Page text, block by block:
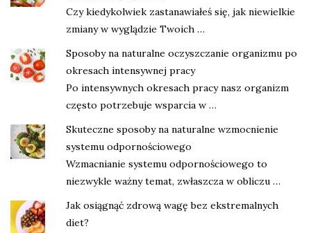
Czy kiedykolwiek zastanawiałeś się, jak niewielkie
zmiany w wyglądzie Twoich …
Sposoby na naturalne oczyszczanie organizmu po
okresach intensywnej pracy
Po intensywnych okresach pracy nasz organizm
często potrzebuje wsparcia w …
Skuteczne sposoby na naturalne wzmocnienie
systemu odpornościowego
Wzmacnianie systemu odpornościowego to
niezwykle ważny temat, zwłaszcza w obliczu …
Jak osiągnąć zdrową wagę bez ekstremalnych
diet?